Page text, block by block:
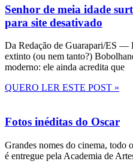
Senhor de meia idade
para site desativado
Da Redação de Guarapari/ES —
extinto (ou nem tanto?)
moderno: ele ainda acredita que
QUERO LER ESTE POST »
Fotos inéditas do Oscar
Grandes nomes do cinema, todo
é entregue pela Academia de